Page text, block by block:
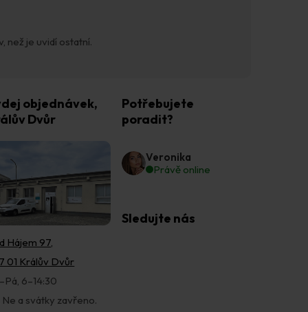
než je uvidí ostatní.
objednávek,
Dvůr
Hájem 97,
01 Králův Dvůr
6–14:30
Ne a svátky zavřeno.
Potřebujete
poradit?
Veronika
Právě online
Sledujte nás